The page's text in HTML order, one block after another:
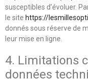
susceptibles d’évoluer.
le site https://
donnés sous réserve de
leur mise en ligne.
4. Limitations
données